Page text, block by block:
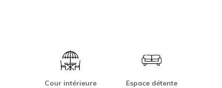
Cour intérieure Espace détente